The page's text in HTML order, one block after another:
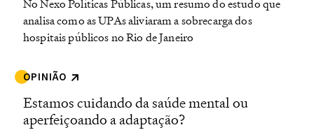
No Nexo Políticas Públicas, um resumo do estudo que
analisa como as UPAs aliviaram a sobrecarga dos
hospitais públicos no Rio de Janeiro
OPINIÃO
Estamos cuidando da saúde mental ou
aperfeiçoando a adaptação?